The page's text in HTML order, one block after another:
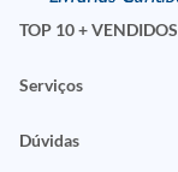
TOP 10 + VENDIDOS
Serviços
Dúvidas